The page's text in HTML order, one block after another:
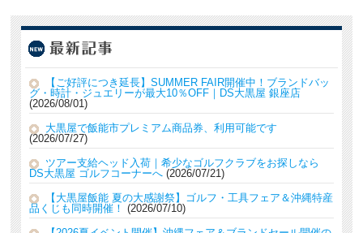
【ご好評につき延長】SUMMER FAIR開催中！ブランドバッ
グ・時計・ジュエリーが最大10％OFF｜DS大黒屋 銀座店
2026/08/01
大黒屋で飯能市プレミアム商品券、利用可能です
2026/07/27
ツアー支給ヘッド入荷｜希少なゴルフクラブをお探しなら
DS大黒屋 ゴルフコーナーへ 2026/07/21
【大黒屋飯能 夏の大感謝祭】ゴルフ・工具フェア＆沖縄特産
品くじも同時開催！
2026/07/10